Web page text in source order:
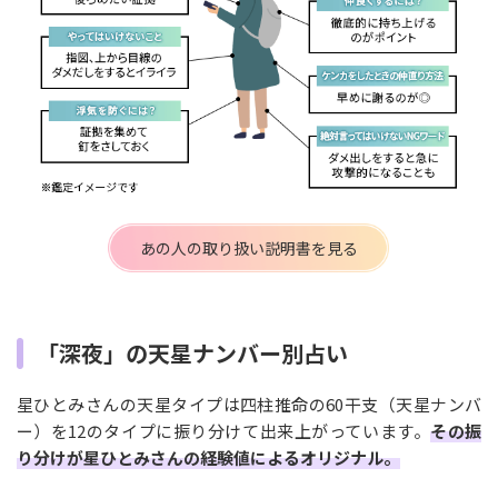
あの人の取り扱い説明書を見る
「深夜」の天星ナンバー別占い
星ひとみさんの天星タイプは四柱推命の60干支（天星ナンバ
ー）を12のタイプに振り分けて出来上がっています。その振
り分けが星ひとみさんの経験値によるオリジナル。